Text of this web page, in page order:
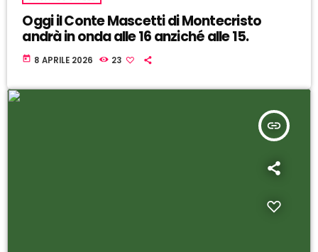
Oggi il Conte Mascetti di Montecristo
andrà in onda alle 16 anziché alle 15.
today 8 APRILE 2026 23
insert_link